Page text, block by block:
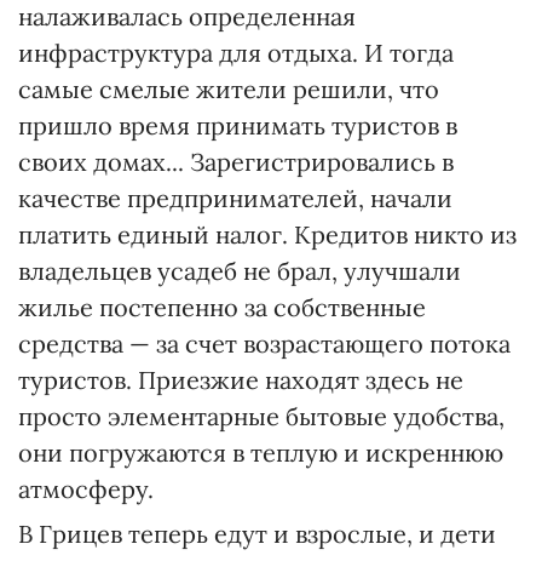
налаживалась определенная
инфраструктура для отдыха. И тогда
самые смелые жители решили, что
пришло время принимать туристов в
своих домах... Зарегистрировались в
качестве предпринимателей, начали
платить единый налог. Кредитов никто из
владельцев усадеб не брал, улучшали
жилье постепенно за собственные
средства — за счет возрастающего потока
туристов. Приезжие находят здесь не
просто элементарные бытовые удобства,
они погружаются в теплую и искреннюю
атмосферу.
В Грицев теперь едут и взрослые, и дети